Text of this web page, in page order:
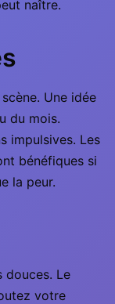
naître.
Une idée
du mois.
impulsives. Les
bénéfiques si
la peur.
douces. Le
votre